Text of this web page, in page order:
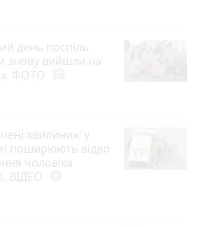
день поспіль
знову вийшли на
ФОТО
хвилини»: у
поширюють відео
чоловіка
ВІДЕО